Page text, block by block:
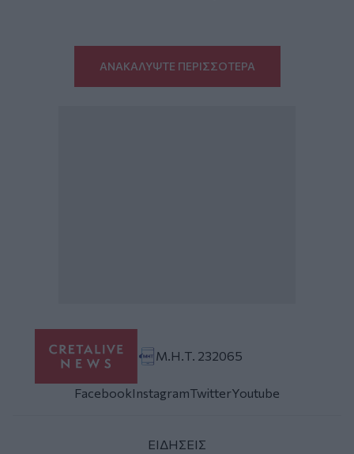
ΑΝΑΚΑΛΥΨΤΕ ΠΕΡΙΣΣΟΤΕΡΑ
Μ.Η.Τ. 232065
FacebookInstagramTwitterYoutube
ΕΙΔΗΣΕΙΣ